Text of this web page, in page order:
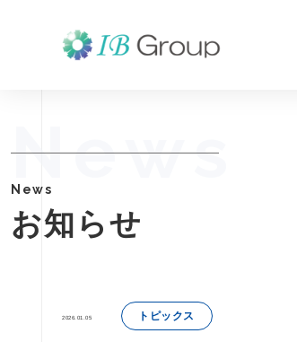
News
News
お知らせ
2026.01.05 トピックス